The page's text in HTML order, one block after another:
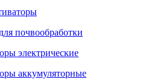
почвообработки
электрические
аккумуляторные